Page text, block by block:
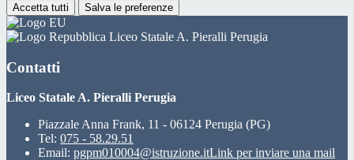
Accetta tutti Salva le preferenze
Liceo Statale A. Pieralli Perugia
Contatti
Liceo Statale A. Pieralli Perugia
Piazzale Anna Frank, 11 - 06124 Perugia (PG)
Tel: 075 - 58.29.51
Email: pgpm010004@istruzione.itLink per inviare una mail